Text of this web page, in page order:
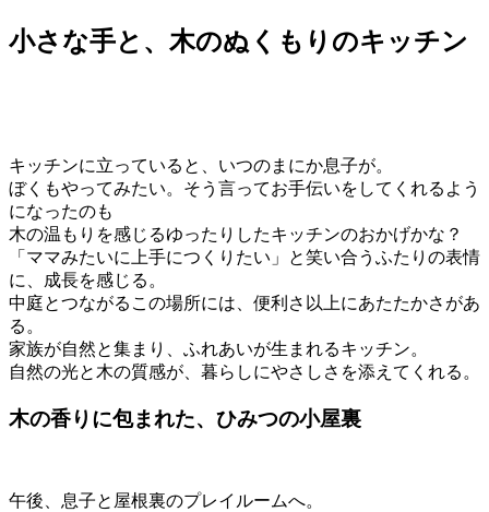
小さな手と、木のぬくもりのキッチン
キッチンに立っていると、いつのまにか息子が。
ぼくもやってみたい。そう言ってお手伝いをしてくれるよう
になったのも
木の温もりを感じるゆったりしたキッチンのおかげかな？
「ママみたいに上手につくりたい」と笑い合うふたりの表情
に、成長を感じる。
中庭とつながるこの場所には、便利さ以上にあたたかさがあ
る。
家族が自然と集まり、ふれあいが生まれるキッチン。
自然の光と木の質感が、暮らしにやさしさを添えてくれる。
木の香りに包まれた、ひみつの小屋裏
午後、息子と屋根裏のプレイルームへ。